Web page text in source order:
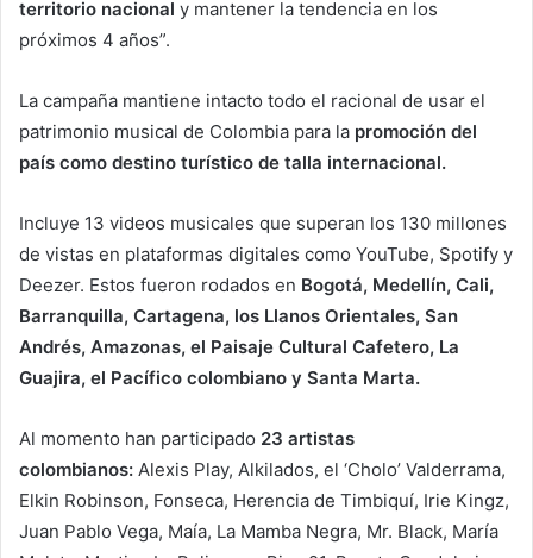
territorio nacional y mantener la tendencia en los
próximos 4 años”.
La campaña mantiene intacto todo el racional de usar el
patrimonio musical de Colombia para la promoción del
país como destino turístico de talla internacional.
Incluye 13 videos musicales que superan los 130 millones
de vistas en plataformas digitales como YouTube, Spotify y
Deezer. Estos fueron rodados en Bogotá, Medellín, Cali,
Barranquilla, Cartagena, los Llanos Orientales, San
Andrés, Amazonas, el Paisaje Cultural Cafetero, La
Guajira, el Pacífico colombiano y Santa Marta.
Al momento han participado 23 artistas
colombianos: Alexis Play, Alkilados, el ‘Cholo’ Valderrama,
Elkin Robinson, Fonseca, Herencia de Timbiquí, Irie Kingz,
Juan Pablo Vega, Maía, La Mamba Negra, Mr. Black, María